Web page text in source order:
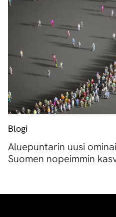
Blogi
Aluepuntarin uusi
Suomen nopeimmin